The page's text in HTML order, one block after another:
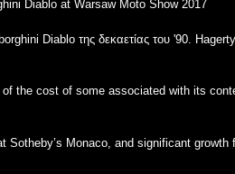
Diablo at Warsaw Moto Show 2017
Diablo της δεκαετίας του '90.
the cost of some associated with its
Sotheby’s Monaco, and significant